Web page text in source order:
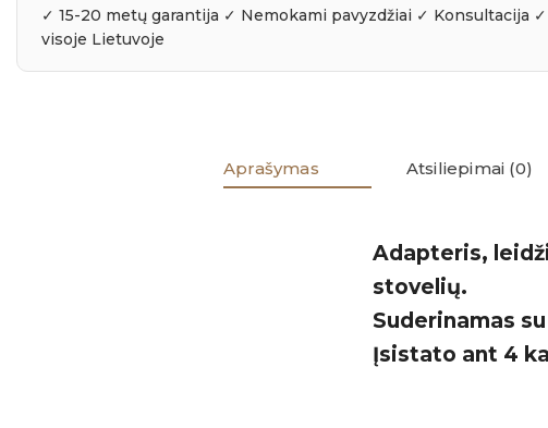
Aprašymas Atsiliepimai (0)
Adapteris,
stovelių.
Suderinamas
Įsistato ant 4